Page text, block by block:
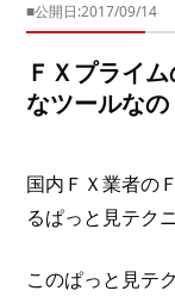
■公開日:2017/09/14
ＦＸプライ
なツールなの
国内ＦＸ業者の
るぱっと見テク
このぱっと見テ